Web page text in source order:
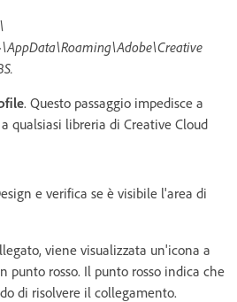
. Questo passaggio impedisce a
qualsiasi libreria di Creative Cloud
e verifica se è visibile l'area di
viene visualizzata un'icona a
punto rosso. Il punto rosso indica che
di risolvere il collegamento.